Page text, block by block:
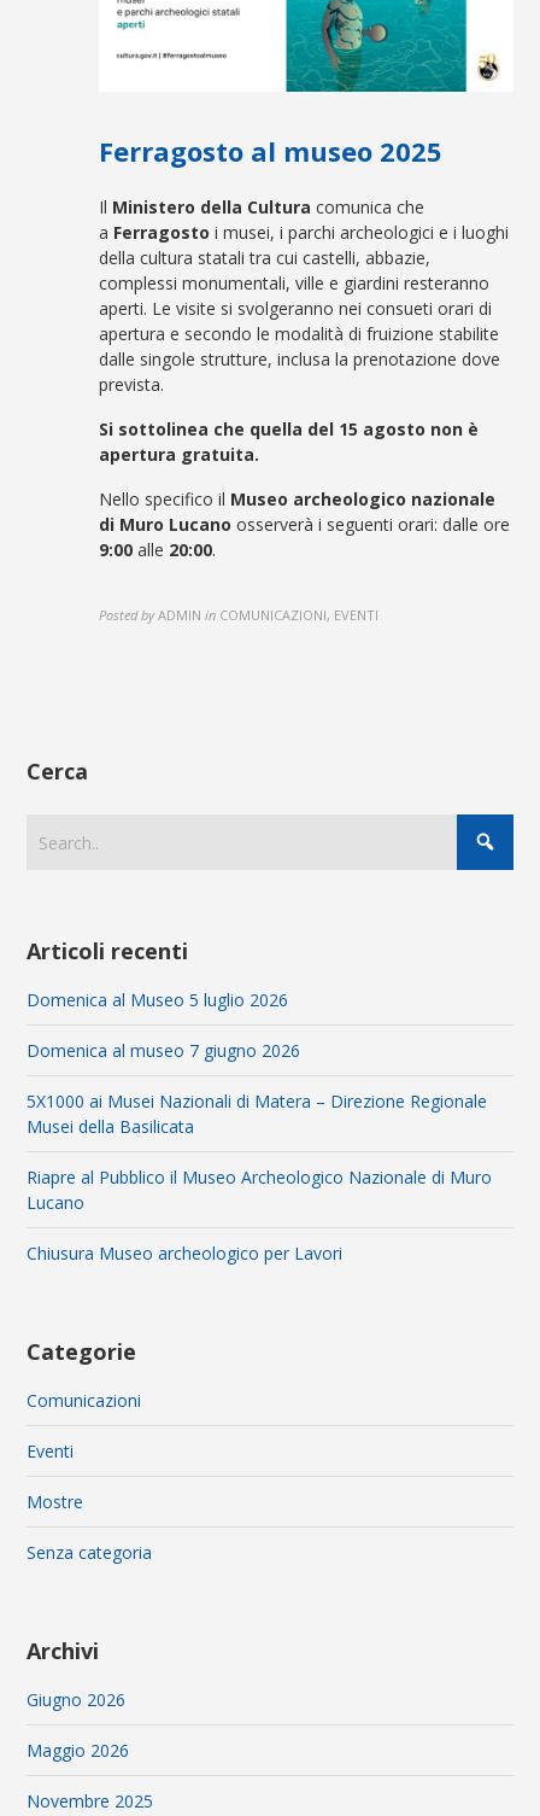
Ferragosto al museo 2025
Il Ministero della Cultura comunica che
a Ferragosto i musei, i parchi archeologici e i luoghi
della cultura statali tra cui castelli, abbazie,
complessi monumentali, ville e giardini resteranno
aperti. Le visite si svolgeranno nei consueti orari di
apertura e secondo le modalità di fruizione stabilite
dalle singole strutture, inclusa la prenotazione dove
prevista.
Si sottolinea che quella del 15 agosto non è
apertura gratuita.
Nello specifico il Museo archeologico nazionale
di Muro Lucanoosserverà i seguenti orari: dalle ore
9:00 alle 20:00.
Posted by ADMIN in COMUNICAZIONI, EVENTI
Cerca
Articoli recenti
Domenica al Museo 5 luglio 2026
Domenica al museo 7 giugno 2026
5X1000 ai Musei Nazionali di Matera – Direzione Regionale
Musei della Basilicata
Riapre al Pubblico il Museo Archeologico Nazionale di Muro
Lucano
Chiusura Museo archeologico per Lavori
Categorie
Comunicazioni
Eventi
Mostre
Senza categoria
Archivi
Giugno 2026
Maggio 2026
Novembre 2025